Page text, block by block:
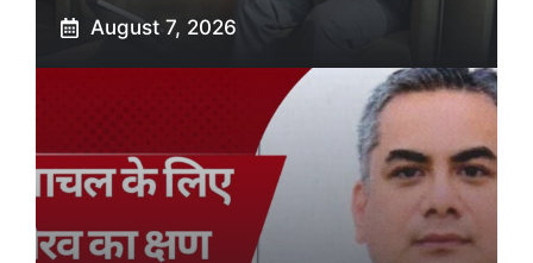
August 7, 2026